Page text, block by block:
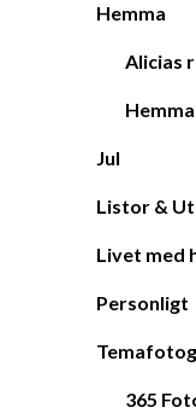
Hemma
Alicias
Jul
Listor &
Livet med
Personligt
365